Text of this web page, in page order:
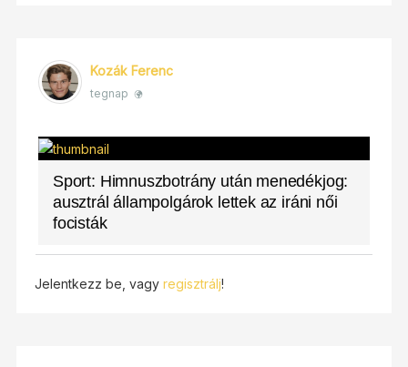
Kozák Ferenc
tegnap
Sport: Himnuszbotrány után menedékjog:
ausztrál állampolgárok lettek az iráni női
focisták
Jelentkezz be, vagy regisztrálj!